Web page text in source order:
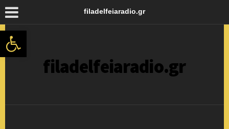
Ανοίξτε τη γραμμή εργαλείων
filadelfeiaradio.gr
filadelfeiaradio.gr